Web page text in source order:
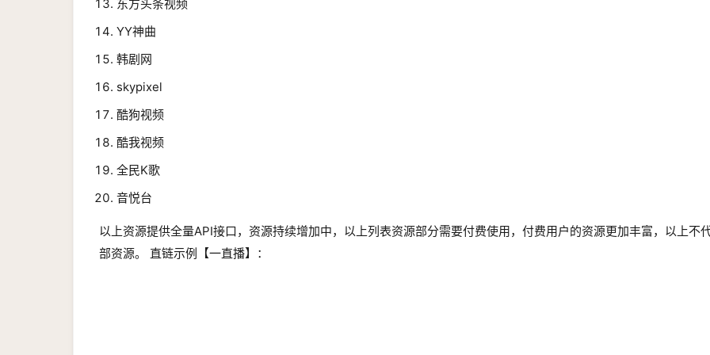
东方头条视频
YY神曲
韩剧网
skypixel
酷狗视频
酷我视频
全民K歌
音悦台
以上资源提供全量API接口，资源持续增加中，以上列表资源部分需要付费使用，付费用户的资源更加丰富，以上不
部资源。 直链示例【一直播】：